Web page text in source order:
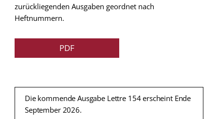
zurückliegenden Ausgaben geordnet nach
Heftnummern.
PDF
Die kommende Ausgabe Lettre 154 erscheint Ende
September 2026.